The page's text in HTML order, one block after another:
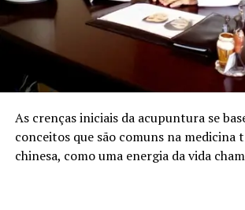
instituições financeiras que demandam
profissionais com esse duplo repertório.
concentra atualmente 6.683 assessores
certificados pela ANCORD. É o segundo
do país, representando 24,6% do total
Desde 2020, a região experimentou um
145% na quantidade de assessores.
Pensando nesse mercado, foi lançada
As crenças iniciais da acupuntura se
conceitos que são comuns na medicina
chinesa, como uma energia da vida